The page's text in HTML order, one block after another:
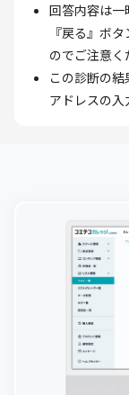
回答内容は一
『戻る』ボ
のでご注意く
この診断の
アドレスの入